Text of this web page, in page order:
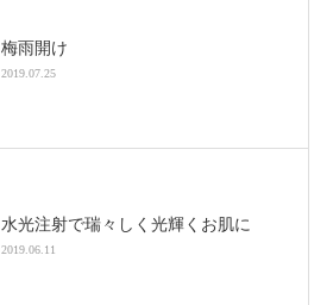
梅雨開け
2019.07.25
水光注射で瑞々しく光輝くお肌に
2019.06.11